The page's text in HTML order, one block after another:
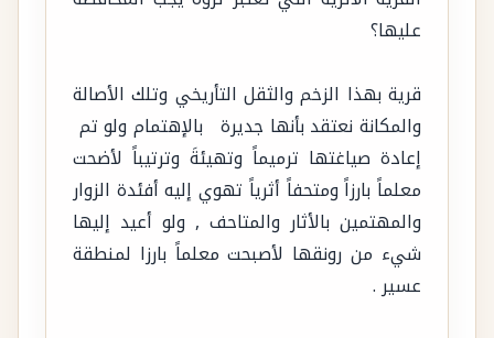
عليها؟
قرية بهذا الزخم والثقل التأريخي وتلك الأصالة
والمكانة نعتقد بأنها جديرة بالإهتمام ولو تم
إعادة صياغتها ترميماً وتهيئةَ وترتيباً لأضحت
معلماً بارزاً ومتحفاً أثرياً تهوي إليه أفئدة الزوار
والمهتمين بالأثار والمتاحف , ولو أعيد إليها
شيء من رونقها لأصبحت معلماً بارزا لمنطقة
عسير .